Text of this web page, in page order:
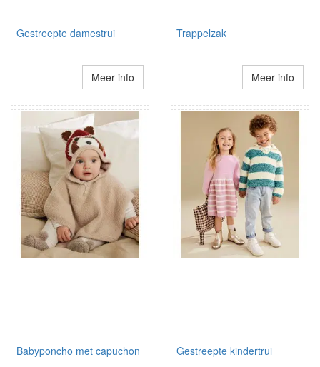
Gestreepte damestrui
Meer info
Trappelzak
Meer info
Babyponcho met capuchon Gestreepte kindertrui